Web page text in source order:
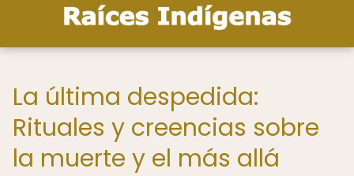
La última despedida:
Rituales y creencias sobre
la muerte y el más allá